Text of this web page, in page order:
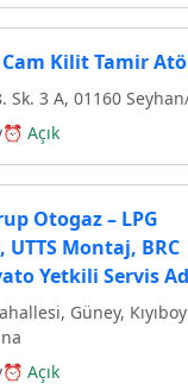
Kilit Tamir
Sk. 3 A, 01160
⏰ Açık
Otogaz – LPG
Montaj, BRC
Yetkili Servis
Güney,
⏰ Açık